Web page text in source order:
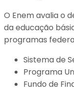
O Enem avalia o
da educação
programas
Sistema de
Programa
Fundo de